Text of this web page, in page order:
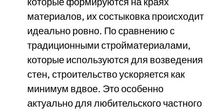
материалов, их состыковка происходит
идеально ровно. По сравнению с
традиционными стройматериалами,
которые используются для возведения
стен, строительство ускоряется как
минимум вдвое. Это особенно
актуально для любительского частного